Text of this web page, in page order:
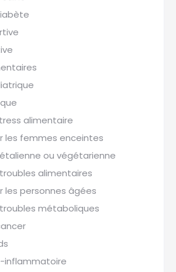
alimentaire
les femmes enceintes
ou végétarienne
alimentaires
les personnes âgées
métaboliques
inflammatoire